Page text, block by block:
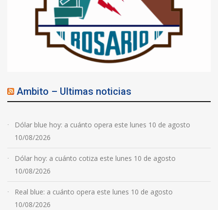
Ambito – Ultimas noticias
Dólar blue hoy: a cuánto opera este lunes 10 de agosto
10/08/2026
Dólar hoy: a cuánto cotiza este lunes 10 de agosto
10/08/2026
Real blue: a cuánto opera este lunes 10 de agosto
10/08/2026